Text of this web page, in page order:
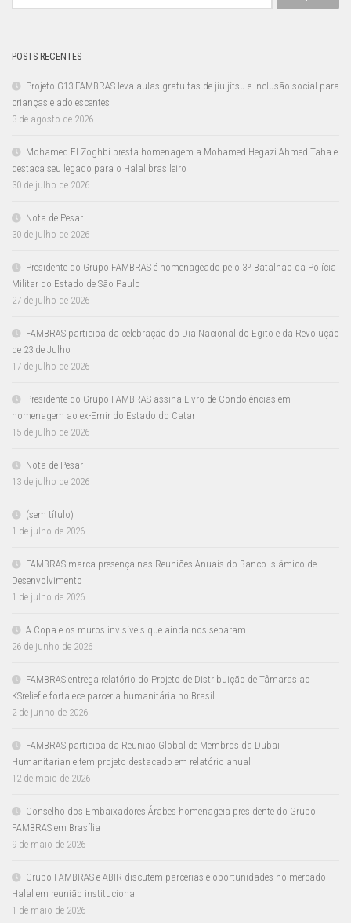
POSTS RECENTES
Projeto G13 FAMBRAS leva aulas gratuitas de jiu-jítsu e inclusão social para
crianças e adolescentes
3 de agosto de 2026
Mohamed El Zoghbi presta homenagem a Mohamed Hegazi Ahmed Taha e
destaca seu legado para o Halal brasileiro
30 de julho de 2026
Nota de Pesar
30 de julho de 2026
Presidente do Grupo FAMBRAS é homenageado pelo 3º Batalhão da Polícia
Militar do Estado de São Paulo
27 de julho de 2026
FAMBRAS participa da celebração do Dia Nacional do Egito e da Revolução
de 23 de Julho
17 de julho de 2026
Presidente do Grupo FAMBRAS assina Livro de Condolências em
homenagem ao ex-Emir do Estado do Catar
15 de julho de 2026
Nota de Pesar
13 de julho de 2026
(sem título)
1 de julho de 2026
FAMBRAS marca presença nas Reuniões Anuais do Banco Islâmico de
Desenvolvimento
1 de julho de 2026
A Copa e os muros invisíveis que ainda nos separam
26 de junho de 2026
FAMBRAS entrega relatório do Projeto de Distribuição de Tâmaras ao
KSrelief e fortalece parceria humanitária no Brasil
2 de junho de 2026
FAMBRAS participa da Reunião Global de Membros da Dubai
Humanitarian e tem projeto destacado em relatório anual
12 de maio de 2026
Conselho dos Embaixadores Árabes homenageia presidente do Grupo
FAMBRAS em Brasília
9 de maio de 2026
Grupo FAMBRAS e ABIR discutem parcerias e oportunidades no mercado
Halal em reunião institucional
1 de maio de 2026